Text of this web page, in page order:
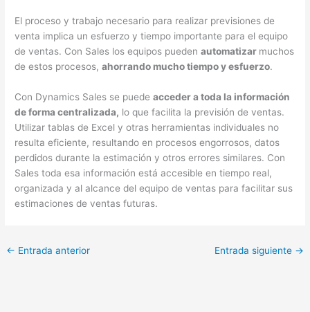
El proceso y trabajo necesario para realizar previsiones de
venta implica un esfuerzo y tiempo importante para el equipo
de ventas. Con Sales los equipos puedenautomatizar muchos
de estos procesos,ahorrando mucho tiempo y esfuerzo.
Con Dynamics Sales se puedeacceder a toda la información
de forma centralizada, lo que facilita la previsión de ventas.
Utilizar tablas de Excel y otras herramientas individuales no
resulta eficiente, resultando en procesos engorrosos, datos
perdidos durante la estimación y otros errores similares. Con
Sales toda esa información está accesible en tiempo real,
organizada y al alcance del equipo de ventas para facilitar sus
estimaciones de ventas futuras.
← Entrada anterior Entrada siguiente →